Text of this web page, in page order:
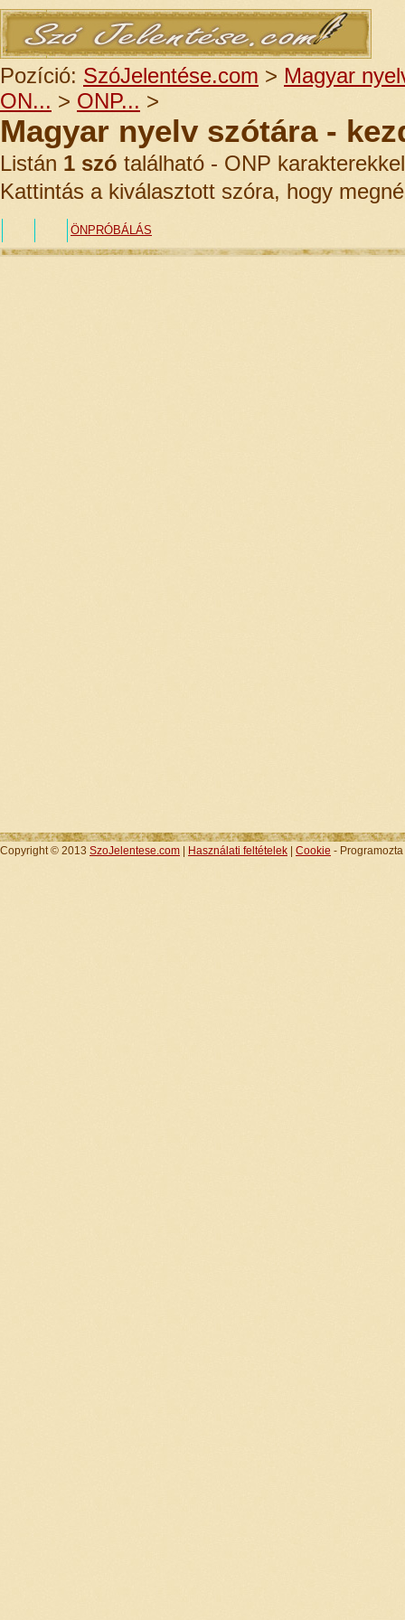
Pozíció: SzóJelentése.com > Magyar
ON... > ONP... >
Magyar nyelv szótára -
Listán 1 szó található - ONP
Kattintás a kiválasztott szóra, hogy
ÖNPRÓBÁLÁS
Copyright © 2013 SzoJelentese.com Használati feltételek Cookie - Programozta